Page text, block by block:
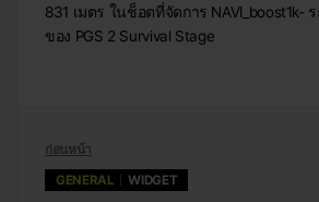
831 เมตร ในช็อตที่จัดการ NAVI_boost1k-
ของ PGS 2 Survival Stage
ก่อนหน้า
GENERAL
WIDGET